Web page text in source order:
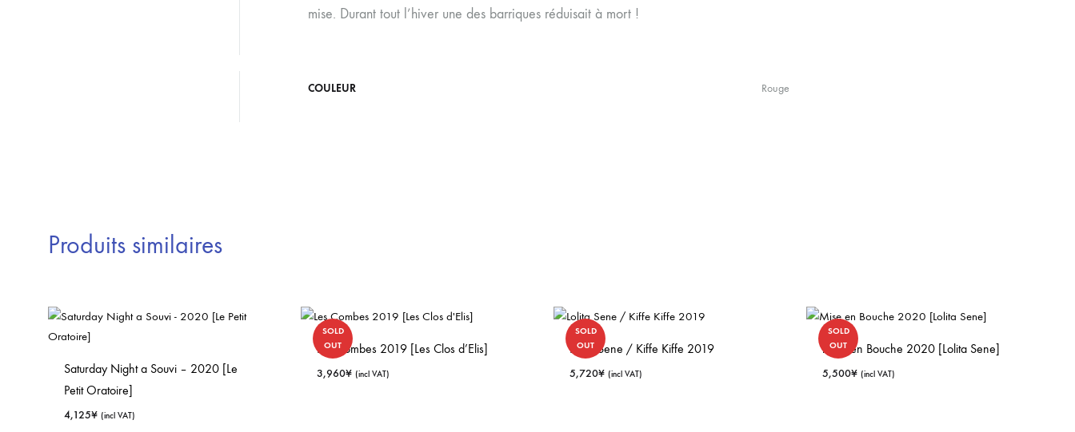
mise. Durant tout l’hiver une des barriques réduisait à mort !
COULEUR Rouge
Produits similaires
Saturday Night a Souvi – 2020 [Le
Petit Oratoire]
4,125¥ (incl VAT)
SOLD
OUT
Les Combes 2019 [Les Clos d’Elis]
3,960¥ (incl VAT)
SOLD
OUT
Lolita Sene / Kiffe Kiffe 2019
5,720¥ (incl VAT)
SOLD
OUT
Mise en Bouche 2020 [Lolita Sene]
5,500¥ (incl VAT)